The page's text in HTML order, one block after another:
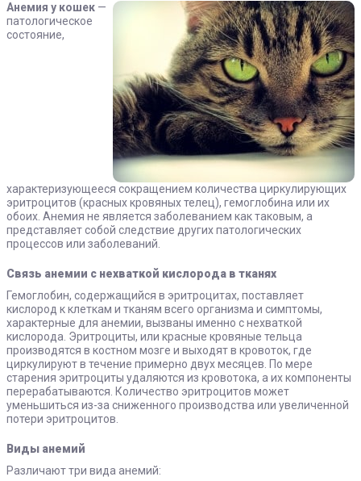
Анемия у кошек —
патологическое
состояние,
характеризующееся сокращением количества циркулирующих
эритроцитов (красных кровяных телец), гемоглобина или их
обоих. Анемия не является заболеванием как таковым, а
представляет собой следствие других патологических
процессов или заболеваний.
Связь анемии с нехваткой кислорода в тканях
Гемоглобин, содержащийся в эритроцитах, поставляет
кислород к клеткам и тканям всего организма и симптомы,
характерные для анемии, вызваны именно с нехваткой
кислорода. Эритроциты, или красные кровяные тельца
производятся в костном мозге и выходят в кровоток, где
циркулируют в течение примерно двух месяцев. По мере
старения эритроциты удаляются из кровотока, а их компоненты
перерабатываются. Количество эритроцитов может
уменьшиться из-за сниженного производства или увеличенной
потери эритроцитов.
Виды анемий
Различают три вида анемий: